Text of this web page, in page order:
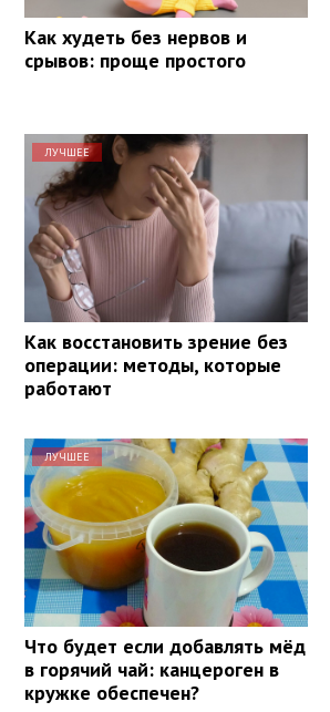
Как худеть без нервов и
срывов: проще простого
ЛУЧШЕЕ
Как восстановить зрение без
операции: методы, которые
работают
ЛУЧШЕЕ
Что будет если добавлять мёд
в горячий чай: канцероген в
кружке обеспечен?